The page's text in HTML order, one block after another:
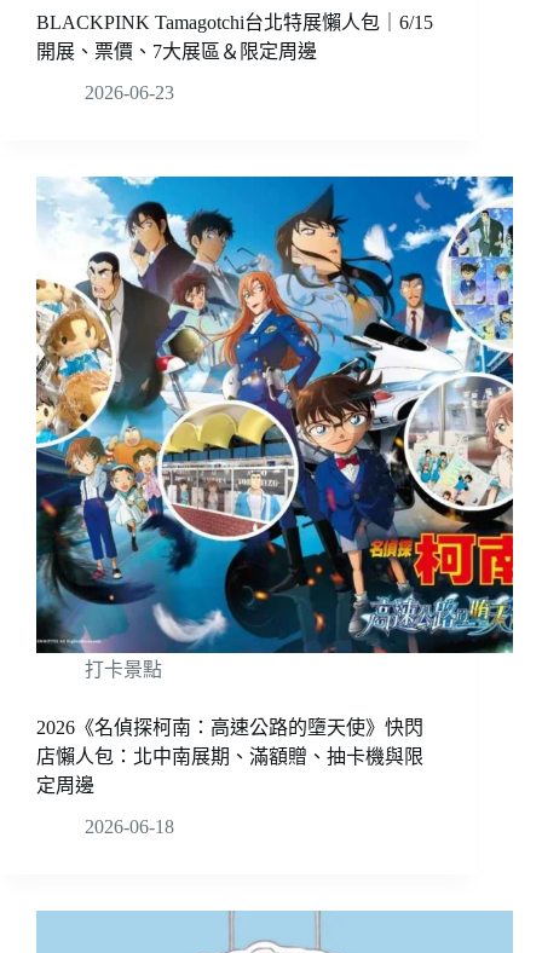
BLACKPINK Tamagotchi台北特展懶人包｜6/15
開展、票價、7大展區＆限定周邊
2026-06-23
打卡景點
2026《名偵探柯南：高速公路的墮天使》快閃
店懶人包：北中南展期、滿額贈、抽卡機與限
定周邊
2026-06-18